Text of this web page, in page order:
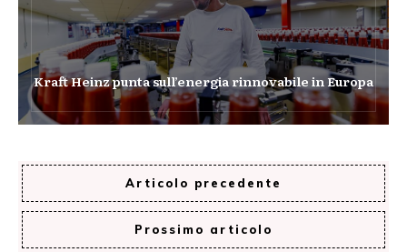
Kraft Heinz punta sull’energia rinnovabile in Europa
Articolo precedente
Prossimo articolo